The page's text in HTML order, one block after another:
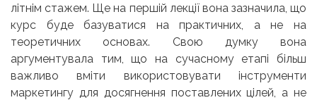
літнім стажем. Ще на першій лекції вона зазначила, що
курс буде базуватися на практичних, а не на
теоретичних основах. Свою думку вона
аргументувала тим, що на сучасному етапі більш
важливо вміти використовувати інструменти
маркетингу для досягнення поставлених цілей, а не